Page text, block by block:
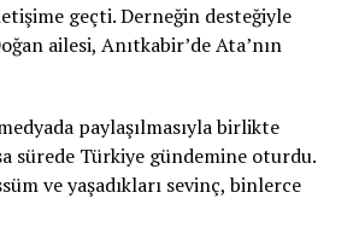
geçti. Derneğin desteğiyle
ailesi, Anıtkabir’de Ata’nın
paylaşılmasıyla birlikte
sürede Türkiye gündemine oturdu.
ve yaşadıkları sevinç, binlerce